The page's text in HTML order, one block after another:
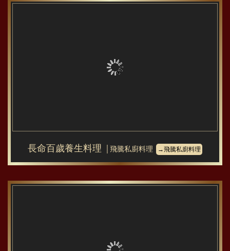
長命百歲養生料理 │飛騰私廚料理 →飛騰私廚料理